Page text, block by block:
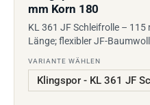
mm Korn 180
KL 361 JF Schleifrolle – 115
Länge; flexibler JF-
VARIANTE WÄHLEN